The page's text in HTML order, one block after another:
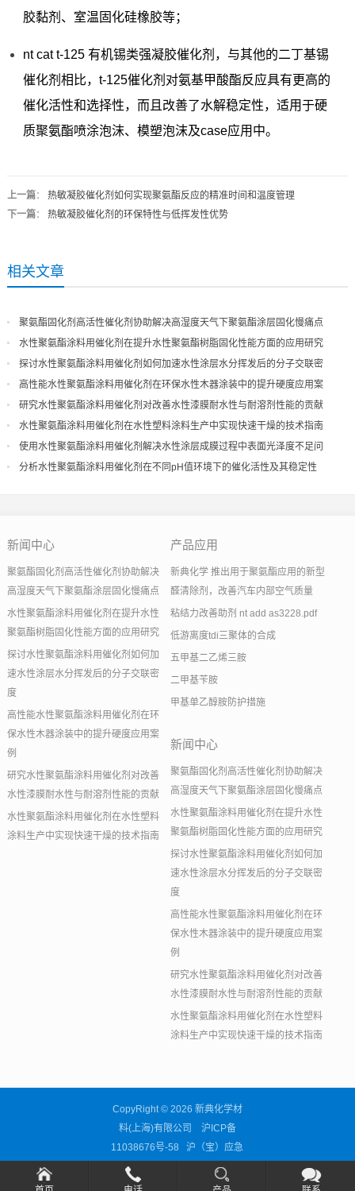
胶黏剂、室温固化硅橡胶等；
nt cat t-125 有机锡类强凝胶催化剂，与其他的二丁基锡
催化剂相比，t-125催化剂对氨基甲酸酯反应具有更高的
催化活性和选择性，而且改善了水解稳定性，适用于硬
质聚氨酯喷涂泡沫、模塑泡沫及case应用中。
上一篇： 热敏凝胶催化剂如何实现聚氨酯反应的精准时间和温度管理
下一篇： 热敏凝胶催化剂的环保特性与低挥发性优势
相关文章
聚氨酯固化剂高活性催化剂协助解决高湿度天气下聚氨酯涂层固化慢痛点
水性聚氨酯涂料用催化剂在提升水性聚氨酯树脂固化性能方面的应用研究
探讨水性聚氨酯涂料用催化剂如何加速水性涂层水分挥发后的分子交联密
度
高性能水性聚氨酯涂料用催化剂在环保水性木器涂装中的提升硬度应用案
例
研究水性聚氨酯涂料用催化剂对改善水性漆膜耐水性与耐溶剂性能的贡献
水性聚氨酯涂料用催化剂在水性塑料涂料生产中实现快速干燥的技术指南
使用水性聚氨酯涂料用催化剂解决水性涂层成膜过程中表面光泽度不足问
题
分析水性聚氨酯涂料用催化剂在不同pH值环境下的催化活性及其稳定性
新闻中心
聚氨酯固化剂高活性催化剂协助解决
高湿度天气下聚氨酯涂层固化慢痛点
水性聚氨酯涂料用催化剂在提升水性
聚氨酯树脂固化性能方面的应用研究
探讨水性聚氨酯涂料用催化剂如何加
速水性涂层水分挥发后的分子交联密
度
高性能水性聚氨酯涂料用催化剂在环
保水性木器涂装中的提升硬度应用案
例
研究水性聚氨酯涂料用催化剂对改善
水性漆膜耐水性与耐溶剂性能的贡献
水性聚氨酯涂料用催化剂在水性塑料
涂料生产中实现快速干燥的技术指南
产品应用
新典化学 推出用于聚氨酯应用的新型
醛清除剂，改善汽车内部空气质量
粘结力改善助剂 nt add as3228.pdf
低游离度tdi三聚体的合成
五甲基二乙烯三胺
二甲基苄胺
甲基单乙醇胺防护措施
新闻中心
聚氨酯固化剂高活性催化剂协助解决
高湿度天气下聚氨酯涂层固化慢痛点
水性聚氨酯涂料用催化剂在提升水性
聚氨酯树脂固化性能方面的应用研究
探讨水性聚氨酯涂料用催化剂如何加
速水性涂层水分挥发后的分子交联密
度
高性能水性聚氨酯涂料用催化剂在环
保水性木器涂装中的提升硬度应用案
例
研究水性聚氨酯涂料用催化剂对改善
水性漆膜耐水性与耐溶剂性能的贡献
水性聚氨酯涂料用催化剂在水性塑料
涂料生产中实现快速干燥的技术指南
CopyRight © 2026 新典化学材
料(上海)有限公司 沪ICP备
11038676号-58
沪（宝）应急
管危经许[2024]205298